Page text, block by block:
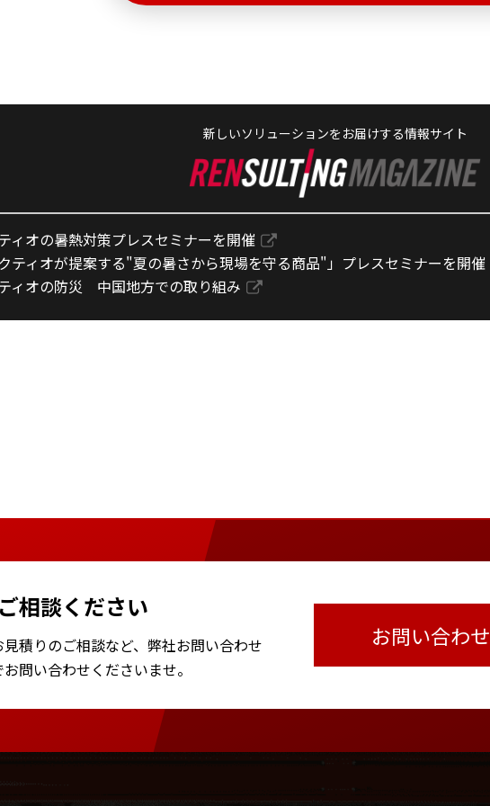
新しいソリューションをお届けする情報サイト
ィオの暑熱対策プレスセミナーを開催
クティオが提案する"夏の暑さから現場を守る商品"」プレスセミナーを開催
ィオの防災 中国地方での取り組み
相談ください
積りのご相談など、 弊社お問い合わせ
お問い合わせくださいませ。
お問い合わせ